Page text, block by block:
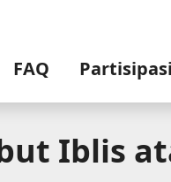
FAQ Partisipasi
Iblis